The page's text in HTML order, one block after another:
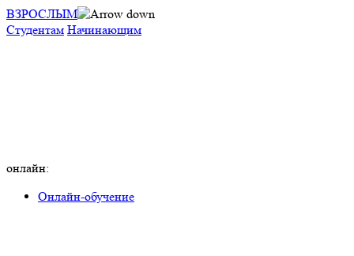
ВЗРОСЛЫМ
Студентам Начинающим
онлайн:
Онлайн-обучение